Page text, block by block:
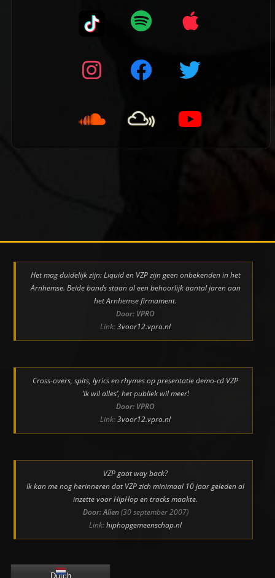
Het mag duidelijk zijn: Liquid en VZP zijn geen onbekenden in het
Arnhemse. Beide bands staan al een behoorlijk aantal jaren aan
het Arnhemse firmament.
Door: VPRO
Link:3voor12.vpro.nl
Cross-overs, spits, lyrics en rhymes op presentatie demo-cd VZP
‘Ik wil alles’, het publiek wil meer!
Door: VPRO
Link:3voor12.vpro.nl
VZP gaat way back?
Ik kan me nog herinneren dat VZP zich minimaal 10 jaar geleden al
inzette voor HipHop en tracks maakte.
Door: Alien(30 september 2007)
Link:hiphopgemeenschap.nl
Dutch